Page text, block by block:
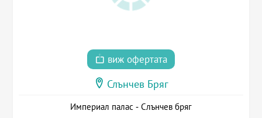
виж офертата
Слънчев Бряг
Империал палас - Слънчев бряг